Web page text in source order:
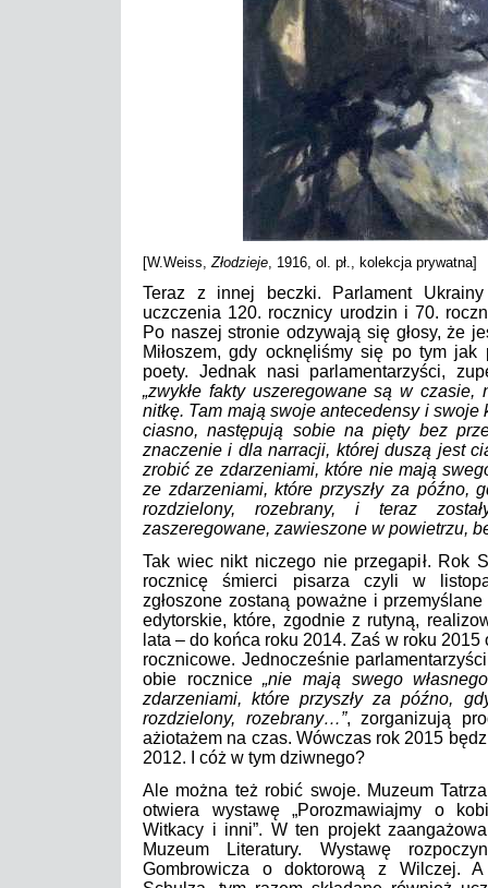
[W.Weiss,Złodzieje, 1916, ol. pł., kolekcja prywatna]
Teraz z innej beczki. Parlament
uczczenia 120. rocznicy urodzin i 70.
Po naszej stronie odzywają się głosy, że
Miłoszem, gdy ocknęliśmy się po tym jak
poety. Jednak nasi parlamentarzyści,
„zwykłe fakty uszeregowane są w
nitkę. Tam mają swoje antecedensy i swoje
ciasno, następują sobie na pięty bez
znaczenie i dla narracji, której duszą jest
zrobić ze zdarzeniami, które nie mają
ze zdarzeniami, które przyszły za późno,
rozdzielony, rozebrany, i teraz
zaszeregowane, zawieszone w powietrzu,
Tak wiec nikt niczego nie przegapił. Rok
rocznicę śmierci pisarza czyli w
zgłoszone zostaną poważne i
edytorskie, które, zgodnie z rutyną,
lata – do końca roku 2014. Zaś w roku
rocznicowe. Jednocześnie
obie rocznice„nie mają swego
zdarzeniami, które przyszły za późno,
rozdzielony, rozebrany…”, zorganizują
ażiotażem na czas. Wówczas rok 2015
2012. I cóż w tym dziwnego?
Ale można też robić swoje. Muzeum
otwiera wystawę „Porozmawiajmy o
Witkacy i inni”. W ten projekt
Muzeum Literatury. Wystawę
Gombrowicza o doktorową z Wilczej. A